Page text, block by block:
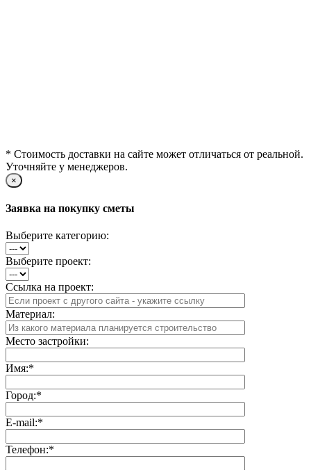
* Стоимость доставки на сайте может отличаться от реальной.
Уточняйте у менеджеров.
×
Заявка на покупку сметы
Выберите категорию:
Выберите проект:
Ссылка на проект:
Материал:
Место застройки:
Имя:*
Город:*
E-mail:*
Телефон:*